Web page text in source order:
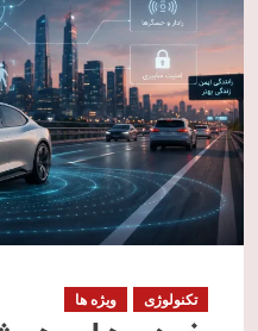
تکنولوژی ویژه ها